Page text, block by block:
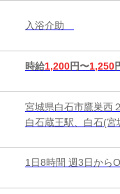
入浴介助
時給1,200円〜1,250
宮城県白石市鷹巣西
白石蔵王駅、白石(宮
1日8時間 週3日から